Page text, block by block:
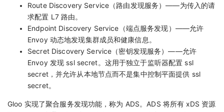
Route Discovery Service（路由发现服务）——为传入的请
求配置 L7 路由。
Endpoint Discovery Service（端点服务发现）——允许
Envoy 动态地发现集群成员和健康信息。
Secret Discovery Service（密钥发现服务）——允许
Envoy 发现 ssl secret。这用于独立于监听器配置 ssl
secret，并允许从本地节点而不是集中控制平面提供 ssl
secret。
Gloo 实现了聚合服务发现功能，称为 ADS。ADS 将所有 xDS 资源